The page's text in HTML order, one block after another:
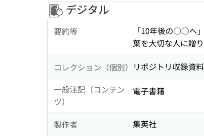
デジタル
要約等
「10年後の○○へ
葉を大切な人に贈
コレクション（個別） リポジトリ収録資料
一般注記（コンテン
ツ）
電子書籍
製作者 集英社